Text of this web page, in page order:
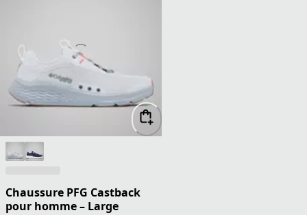
Chaussure PFG Castback
pour homme – Large